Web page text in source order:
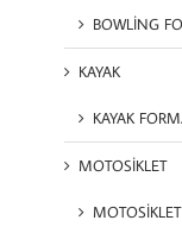
BOWLİNG
KAYAK
KAYAK
MOTOSİKLET